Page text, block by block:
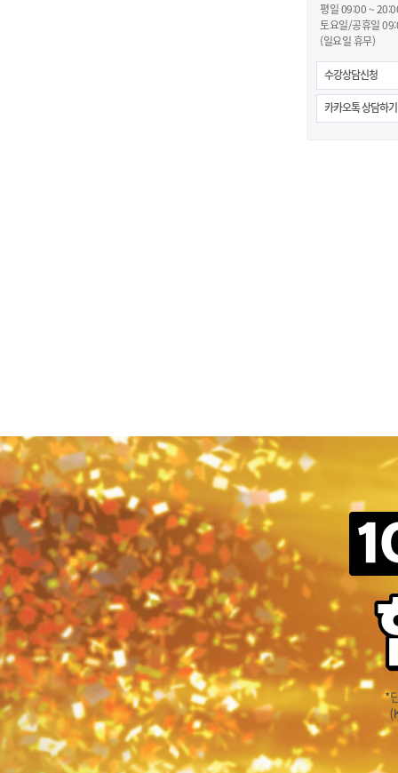
평일 09:00 ~
토요일/공휴일
(일요일 휴무)
수강상담신청
카카오톡 상담하기